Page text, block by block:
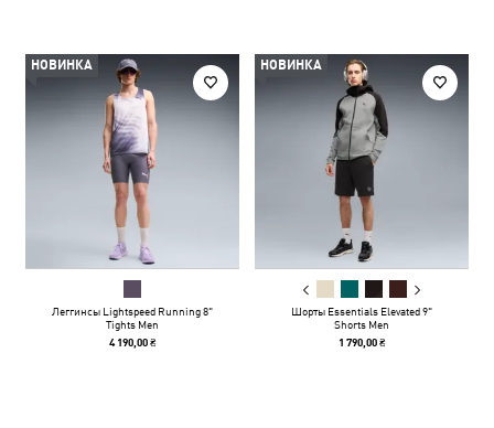
НОВИНКА
Леггинсы Lightspeed Running 8"
Tights Men
4 190,00 ₴
НОВИНКА
Шорты Essentials Elevated 9"
Shorts Men
1 790,00 ₴